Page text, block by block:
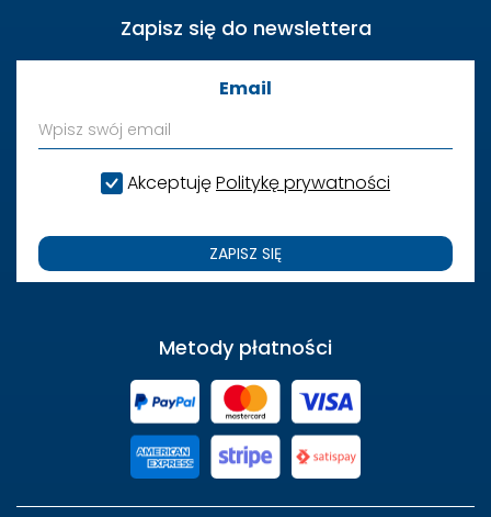
Zapisz się do newslettera
Email
AkceptujęPolitykę prywatności
ZAPISZ SIĘ
Metody płatności